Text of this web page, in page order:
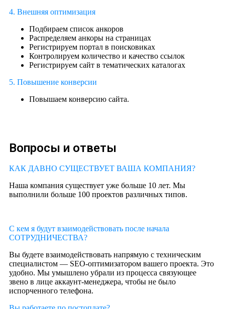
4. Внешняя оптимизация
Подбираем список анкоров
Распределяем анкоры на страницах
Регистрируем портал в поисковиках
Контролируем количество и качество ссылок
Регистрируем сайт в тематических каталогах
5. Повышение конверсии
Повышаем конверсию сайта.
Вопросы и ответы
КАК ДАВНО СУЩЕСТВУЕТ ВАША КОМПАНИЯ?
Наша компания существует уже больше 10 лет. Мы
выполнили больше 100 проектов различных типов.
С кем я будут взаимодействовать после начала
СОТРУДНИЧЕСТВА?
Вы будете взаимодействовать напрямую с техническим
специалистом — SEO-оптимизатором вашего проекта. Это
удобно. Мы умышлено убрали из процесса связующее
звено в лице аккаунт-менеджера, чтобы не было
испорченного телефона.